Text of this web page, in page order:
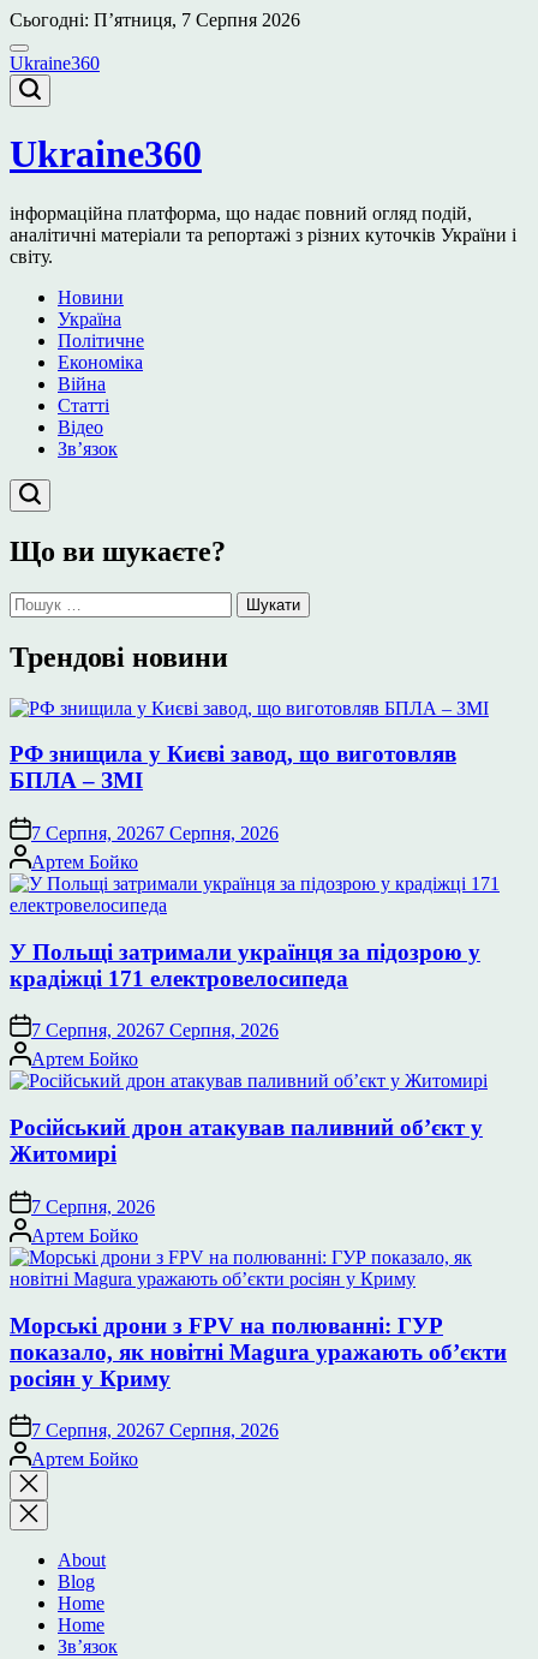
Перейти
до
вмісту
Сьогодні: П’ятниця, 7 Серпня 2026
Ukraine360
Ukraine360
інформаційна платформа, що надає повний огляд подій,
аналітичні матеріали та репортажі з різних куточків України і
світу.
Новини
Україна
Політичне
Економіка
Війна
Статті
Відео
Зв’язок
Що ви шукаєте?
Пошук:
Трендові новини
РФ знищила у Києві завод, що виготовляв
БПЛА – ЗМІ
7 Серпня, 20267 Серпня, 2026
Опубліковано
Артем Бойко
У Польщі затримали українця за підозрою у
крадіжці 171 електровелосипеда
7 Серпня, 20267 Серпня, 2026
Опубліковано
Артем Бойко
Російський дрон атакував паливний об’єкт у
Житомирі
7 Серпня, 2026
Опубліковано
Артем Бойко
Морські дрони з FPV на полюванні: ГУР
показало, як новітні Magura уражають об’єкти
росіян у Криму
7 Серпня, 20267 Серпня, 2026
Опубліковано
Артем Бойко
Закрити
пошук
About
Blog
Home
Home
Зв’язок